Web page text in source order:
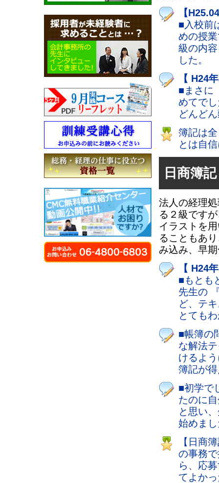
【
■入校前
めの授
級の内
した。
【 H24
■まさに
めてで
どんど
簿記は
とは自
日商簿
法人の経理
る２級です
イラストを
ることもあ
み込み、早
【 H24
■もとも
先生の
ど、テ
とても
■帳簿の
な解法
けるよ
簿記が
■初学で
たのに
と思い
始めま
【日商
の事務
ら、応
てよか